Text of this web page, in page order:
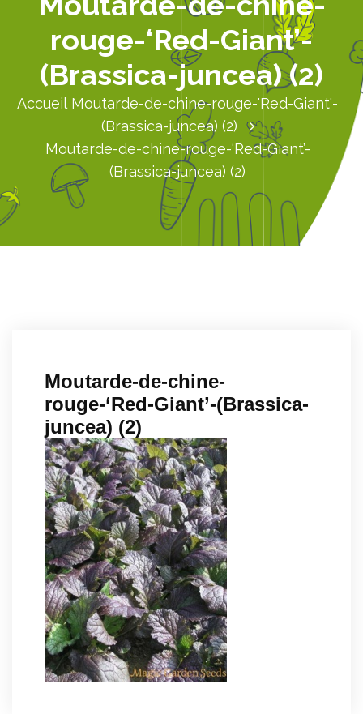
rouge-‘Red-Giant’-
(Brassica-juncea) (2)
Accueil Moutarde-de-chine-rouge-'Red-Giant'-
(Brassica-juncea) (2)
Moutarde-de-chine-rouge-‘Red-Giant’-
(Brassica-juncea) (2)
Moutarde-de-chine-
rouge-‘Red-Giant’-(Brassica-
juncea) (2)